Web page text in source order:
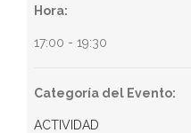
Hora:
17:00 - 19:30
Categoría del Evento:
ACTIVIDAD